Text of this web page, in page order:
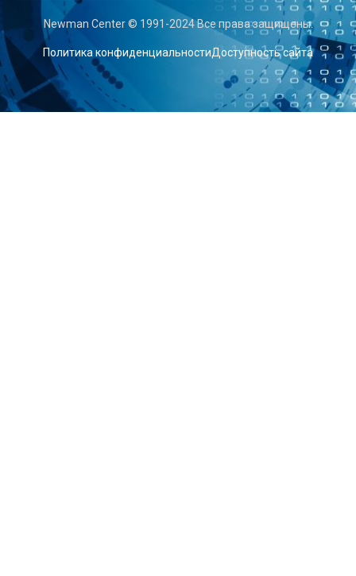
Newman Center © 1991-2024 Все права защищены.
Политика конфиденциальностиДоступность сайта